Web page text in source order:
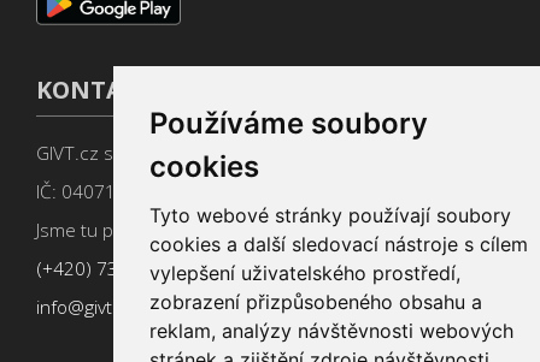
Používáme soubory
cookies
Tyto webové stránky používají soubory
cookies a další sledovací nástroje s cílem
vylepšení uživatelského prostředí,
zobrazení přizpůsobeného obsahu a
reklam, analýzy návštěvnosti webových
KONTAKT
GIVT.cz s. r. o., Dolní nám. 16, 779 00 Olomouc
IČ: 04071433
Jsme tu pro Vás od 9:00 do 17:00
(+420) 737 266 402
info@givt.cz